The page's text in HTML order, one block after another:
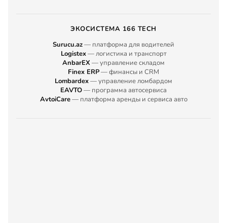
ЭКОСИСТЕМА 166 TECH
Surucu.az— платформа для водителей
Logistex— логистика и транспорт
AnbarEX — управление складом
Finex ERP— финансы и CRM
Lombardex— управление ломбардом
EAVTO— программа автосервиса
AvtoiCare— платформа аренды и сервиса авто